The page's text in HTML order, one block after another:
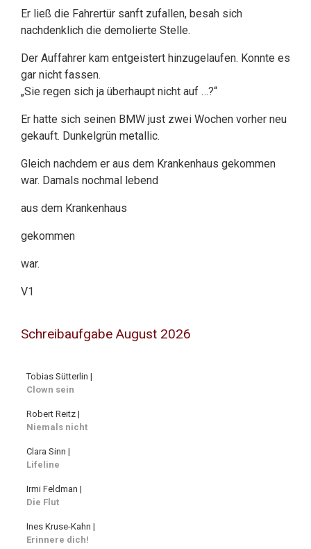
Er ließ die Fahrertür sanft zufallen, besah sich
nachdenklich die demolierte Stelle.
Der Auffahrer kam entgeistert hinzugelaufen. Konnte es
gar nicht fassen.
„Sie regen sich ja überhaupt nicht auf …?“
Er hatte sich seinen BMW just zwei Wochen vorher neu
gekauft. Dunkelgrün metallic.
Gleich nachdem er aus dem Krankenhaus gekommen
war. Damals nochmal lebend
aus dem Krankenhaus
gekommen
war.
V1
Schreibaufgabe August 2026
Tobias Sütterlin |
Clown sein
Robert Reitz |
Niemals nicht
Clara Sinn |
Lifeline
Irmi Feldman |
Die Flut
Ines Kruse-Kahn |
Erinnere dich!